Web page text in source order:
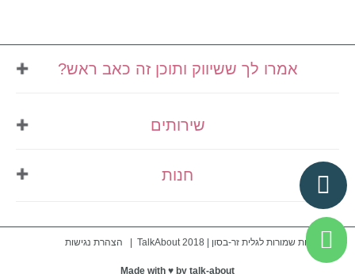
חנות
תנאי שימוש
שירותים
תוכן ובניית אתרים
מיתוג ועיצוב גרפי
כרטיס ביקור דיגיטלי
ייעוץ וליווי שיווקי
אמרו לך ששיווק ותוכן זה כאב ראש?
תוכן שיווקי שאפשר ליישם מיד
עדכונים, רעיונות וטרנדים בלי לחפש בגוגל
מתנות גרפיות מעוצבות, כי מגיע לך גם ליהנות מהדרך
© כל הזכויות שמורות לגלית זר-בסון | TalkAbout 2018 | הצהרת נגישות
Made with ♥️ by talk-about